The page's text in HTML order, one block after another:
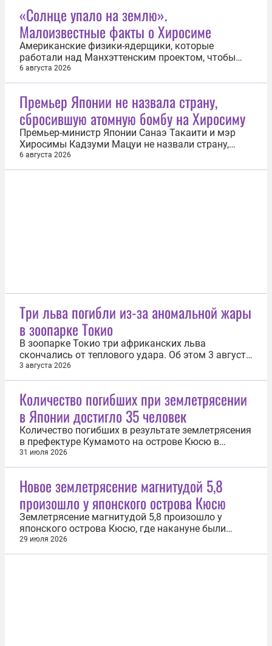
Заявление прозвучало после того, как в конце
июля сахалинское отделение...
«Солнце упало на землю».
Малоизвестные факты о Хиросиме
Американские физики-ядерщики, которые
работали над Манхэттенским проектом, чтобы
доходчиво описать «картинку» атомного взрыва,
использовали образ из «Махабхараты»: «Ярче
японских городов Хиросимы и Нагасаки, на
которых США в августе 1945 года поставили...
6 августа 2026
Премьер Японии не назвала страну,
сбросившую атомную бомбу на Хиросиму
Премьер-министр Японии Санаэ Такаити и мэр
Хиросимы Кадзуми Мацуи не назвали страну,
сбросившую атомную бомбу на город, в ходе
выступления на церемонии, посвященной 81-й
6 августа 2026
Три льва погибли из-за аномальной жары
в зоопарке Токио
В зоопарке Токио три африканских льва
скончались от теплового удара. Об этом 3 августа
сообщает издание StraitsTimes. По его данным, в
зоопарке Тама погибли три африканских льва в
установившейся в регионе аномальной жарой
появились такие симптомы...
3 августа 2026
Количество погибших при землетрясении
в Японии достигло 35 человек
Количество погибших в результате землетрясения
в префектуре Кумамото на острове Кюсю в
Японии выросло до 35 человек, более 120 граждан
числятся пострадавшими. Об этом 31 июля
властей, не менее 5,3 тыс. жилых домов в
префектуре Кумамото остаются без...
31 июля 2026
Новое землетрясение магнитудой 5,8
произошло у японского острова Кюсю
Землетрясение магнитудой 5,8 произошло у
японского острова Кюсю, где накануне были
зафиксированы мощные подземные толчки. Об
этом 29 июля свидетельствуют данные на сайте
29 июля 2026